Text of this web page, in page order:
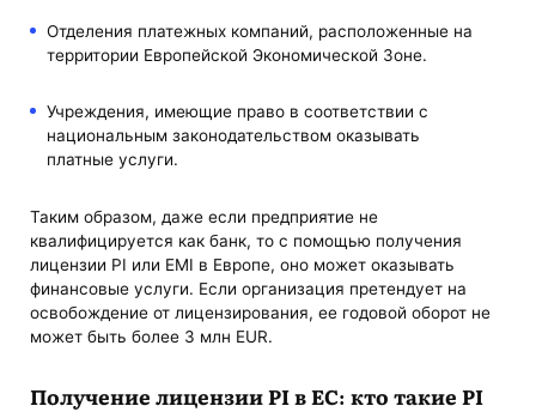
Отделения платежных компаний, расположенные на
территории Европейской Экономической Зоне.
Учреждения, имеющие право в соответствии с
национальным законодательством оказывать
платные услуги.
Таким образом, даже если предприятие не
квалифицируется как банк, то с помощью получения
лицензии PI или EMI в Европе, оно может оказывать
финансовые услуги. Если организация претендует на
освобождение от лицензирования, ее годовой оборот не
может быть более 3 млн EUR.
Получение лицензии PI в ЕС: кто такие PI